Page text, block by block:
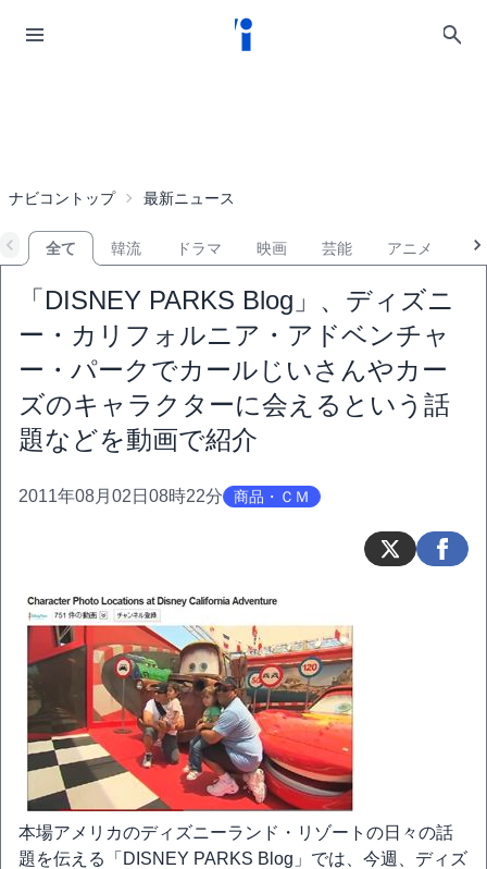
ナビコントップ 最新ニュース
全て 韓流 ドラマ 映画 芸能 アニメ
「DISNEY PARKS Blog」、ディズニ
ー・カリフォルニア・アドベンチャ
ー・パークでカールじいさんやカー
ズのキャラクターに会えるという話
題などを動画で紹介
2011年08月02日08時22分 商品・ＣＭ
本場アメリカのディズニーランド・リゾートの日々の話
題を伝える「DISNEY PARKS Blog」では、今週、ディズ